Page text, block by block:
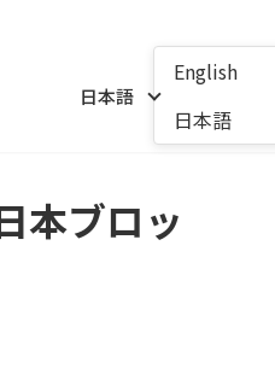
日本語
English
日本語
本ブロッ